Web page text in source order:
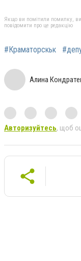
Якщо ви помітили помилку,
повідомити про це редакцію
#Краматорскьк
Алина
Авторизуйтесь, щоб